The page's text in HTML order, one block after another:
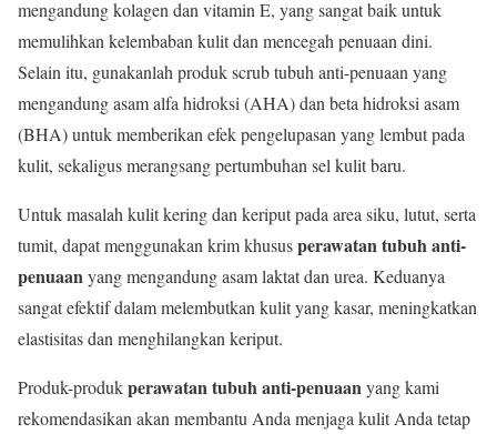
mengandung kolagen dan vitamin E, yang sangat baik untuk
memulihkan kelembaban kulit dan mencegah penuaan dini.
Selain itu, gunakanlah produk scrub tubuh anti-penuaan yang
mengandung asam alfa hidroksi (AHA) dan beta hidroksi asam
(BHA) untuk memberikan efek pengelupasan yang lembut pada
kulit, sekaligus merangsang pertumbuhan sel kulit baru.
Untuk masalah kulit kering dan keriput pada area siku, lutut, serta
tumit, dapat menggunakan krim khususperawatan tubuh anti-
penuaanyang mengandung asam laktat dan urea. Keduanya
sangat efektif dalam melembutkan kulit yang kasar, meningkatkan
elastisitas dan menghilangkan keriput.
Produk-produkperawatan tubuh anti-penuaanyang kami
rekomendasikan akan membantu Anda menjaga kulit Anda tetap